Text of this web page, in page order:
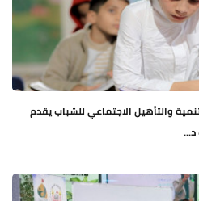
والتأهيل الاجتماعي للشباب يقدم